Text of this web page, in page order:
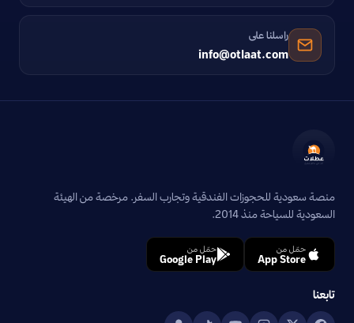
راسلنا على
info@otlaat.com
منصة سعودية للحجوزات الفندقية وتجارب السفر. مرخصة من الهيئة
السعودية للسياحة منذ 2014.
حمّل من
App Store
حمّل من
Google Play
تابعنا